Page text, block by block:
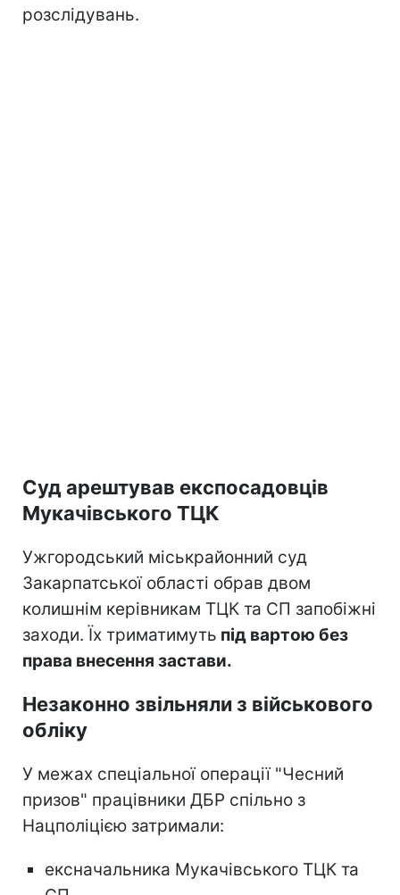
розслідувань.
Суд арештував експосадовців
Мукачівського ТЦК
Ужгородський міськрайонний суд
Закарпатської області обрав двом
колишнім керівникам ТЦК та СП запобіжні
заходи. Їх триматимуть під вартою без
права внесення застави.
Незаконно звільняли з військового
обліку
У межах спеціальної операції "Чесний
призов" працівники ДБР спільно з
Нацполіцією затримали:
ексначальника Мукачівського ТЦК та